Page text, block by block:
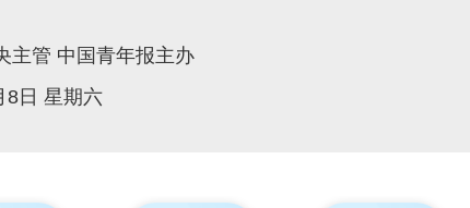
主管 中国青年报主办
8日 星期六